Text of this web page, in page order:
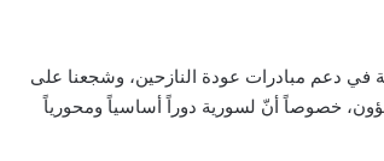
في دعم مبادرات عودة النازحين، وشجعنا على
خصوصاً أنّ لسورية دوراً أساسياً ومحورياً